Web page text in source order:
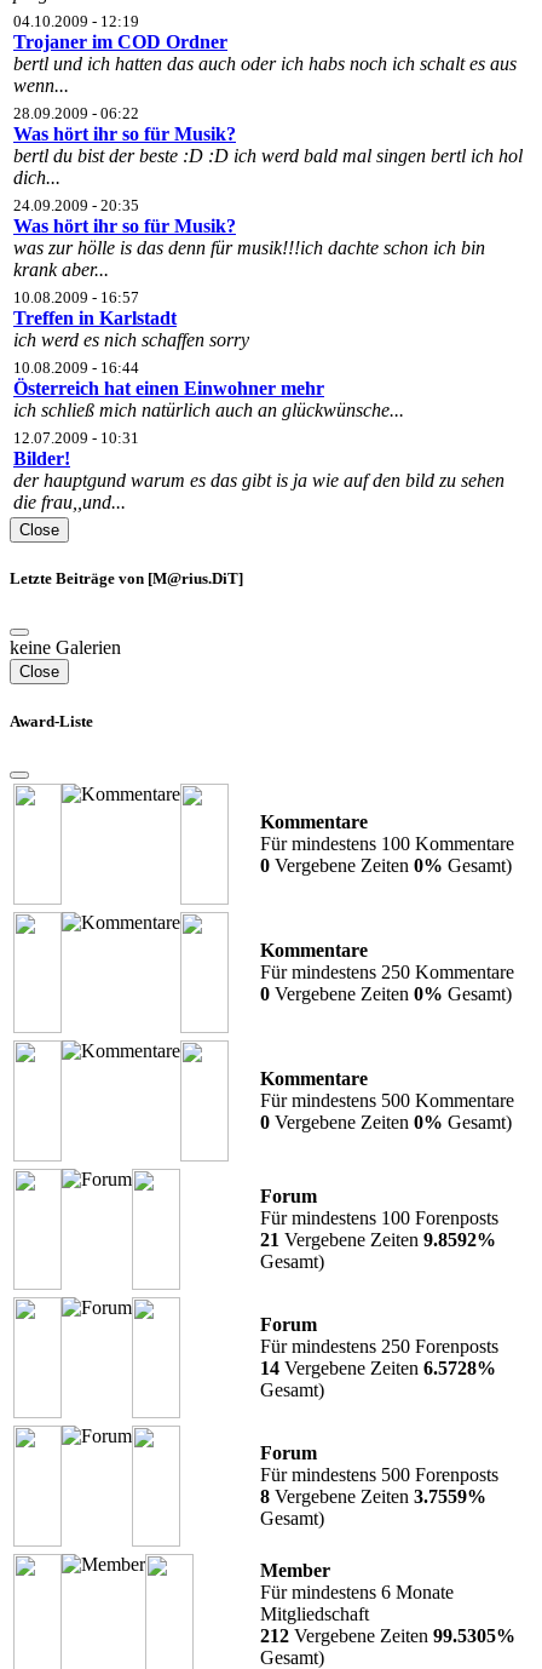
04.10.2009 - 12:19
Trojaner im COD Ordner
bertl und ich hatten das auch oder ich habs noch ich schalt es aus
wenn...
28.09.2009 - 06:22
Was hört ihr so für Musik?
bertl du bist der beste :D :D ich werd bald mal singen bertl ich hol
dich...
24.09.2009 - 20:35
Was hört ihr so für Musik?
was zur hölle is das denn für musik!!!ich dachte schon ich bin
krank aber...
10.08.2009 - 16:57
Treffen in Karlstadt
ich werd es nich schaffen sorry
10.08.2009 - 16:44
Österreich hat einen Einwohner mehr
ich schließ mich natürlich auch an glückwünsche...
12.07.2009 - 10:31
Bilder!
der hauptgund warum es das gibt is ja wie auf den bild zu sehen
die frau,,und...
Close
Letzte Beiträge von [M@rius.DiT]
keine Galerien
Close
Award-Liste
Kommentare
Für mindestens 100 Kommentare
0 Vergebene Zeiten 0% Gesamt)
Kommentare
Für mindestens 250 Kommentare
0 Vergebene Zeiten 0% Gesamt)
Kommentare
Für mindestens 500 Kommentare
0 Vergebene Zeiten 0% Gesamt)
Forum
Für mindestens 100 Forenposts
21 Vergebene Zeiten 9.8592%
Gesamt)
Forum
Für mindestens 250 Forenposts
14 Vergebene Zeiten 6.5728%
Gesamt)
Forum
Für mindestens 500 Forenposts
8 Vergebene Zeiten 3.7559%
Gesamt)
Member
Für mindestens 6 Monate
Mitgliedschaft
212 Vergebene Zeiten 99.5305%
Gesamt)